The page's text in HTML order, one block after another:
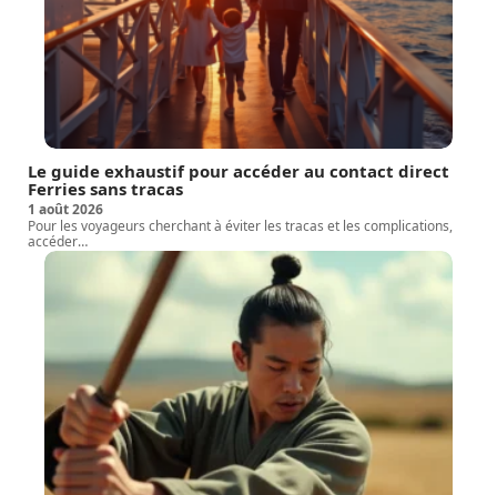
Le guide exhaustif pour accéder au contact direct
Ferries sans tracas
1 août 2026
Pour les voyageurs cherchant à éviter les tracas et les complications,
accéder…